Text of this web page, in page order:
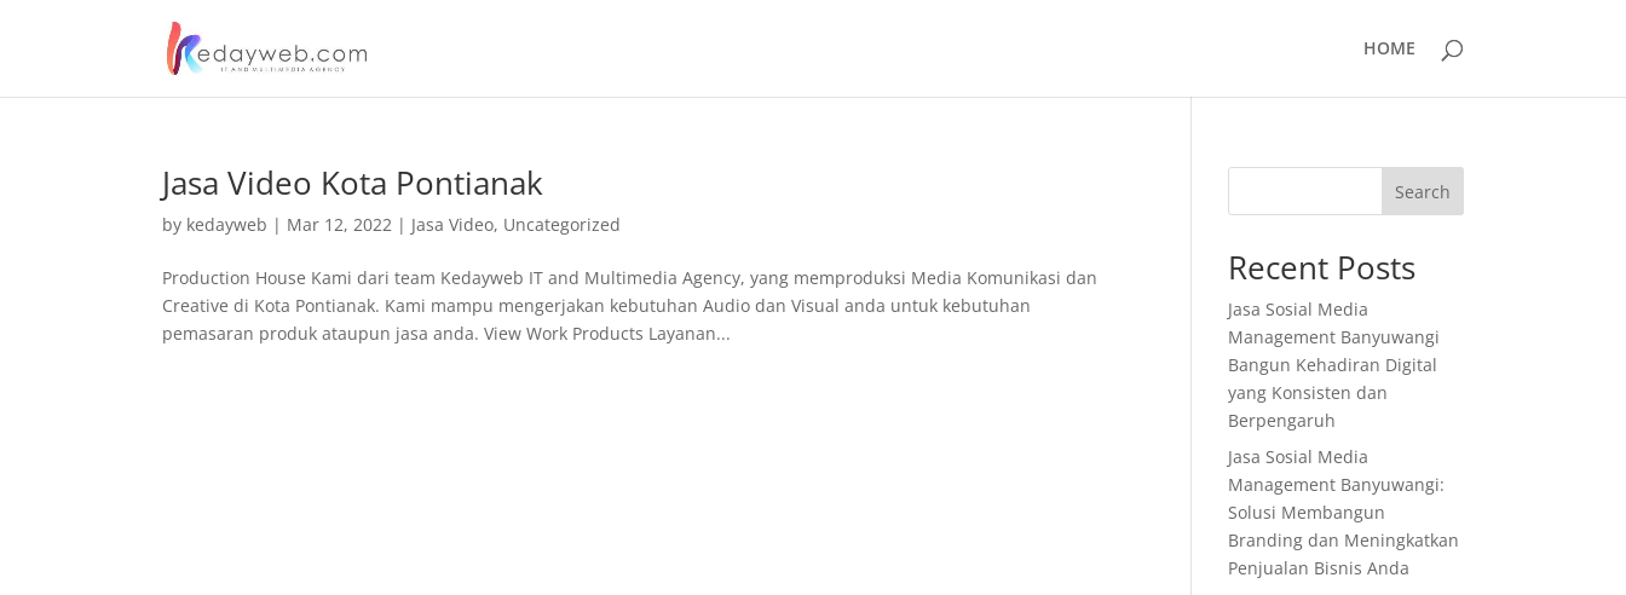
HOME
Jasa Video Kota Pontianak
by kedayweb | Mar 12, 2022 | Jasa Video, Uncategorized
Production House Kami dari team Kedayweb IT and Multimedia Agency, yang memproduksi Media Komunikasi dan
Creative di Kota Pontianak. Kami mampu mengerjakan kebutuhan Audio dan Visual anda untuk kebutuhan
pemasaran produk ataupun jasa anda. View Work Products Layanan...
Search
Recent Posts
Jasa Sosial Media
Management Banyuwangi
Bangun Kehadiran Digital
yang Konsisten dan
Berpengaruh
Jasa Sosial Media
Management Banyuwangi:
Solusi Membangun
Branding dan Meningkatkan
Penjualan Bisnis Anda